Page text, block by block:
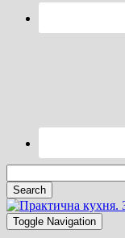
Search
Searching
is
in
Toggle
header
Toggle Navigation